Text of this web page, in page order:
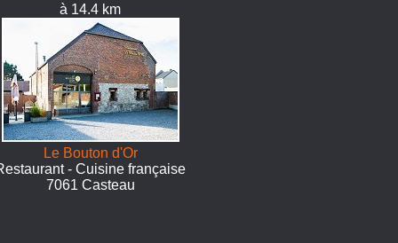
à 14.4 km
Le Bouton d'Or
- Cuisine française
7061 Casteau